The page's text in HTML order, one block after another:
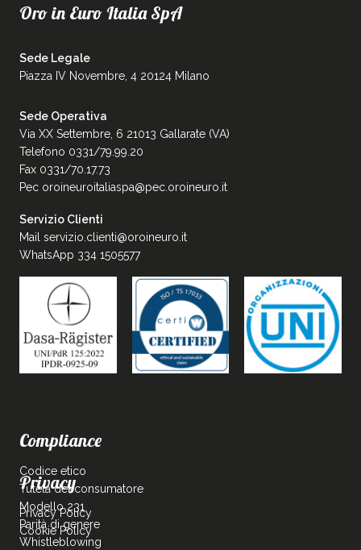
Oro in Euro Italia SpA
Sede Legale
Piazza IV Novembre, 4 20124 Milano
Sede Operativa
Via XX Settembre, 6 21013 Gallarate (VA)
Telefono 0331/79.99.20
Fax 0331/70.17.73
Pec oroineuroitaliaspa@pec.oroineuro.it
Servizio Clienti
Mail servizio.clienti@oroineuro.it
WhatsApp 334 1505577
Compliance
Codice etico
Tutela del consumatore
Modello 231
Parità di genere
Whistleblowing
Privacy
Privacy Policy
Cookie Policy